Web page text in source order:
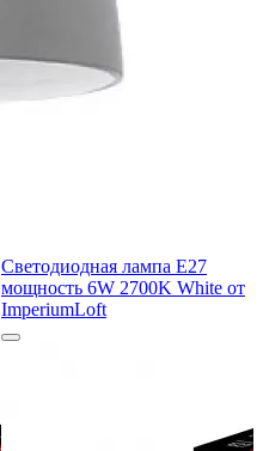
Светодиодная лампа E27
мощность 6W 2700K White от
ImperiumLoft